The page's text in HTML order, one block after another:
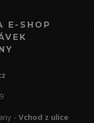
E-SHOP
- Vchod z ulice